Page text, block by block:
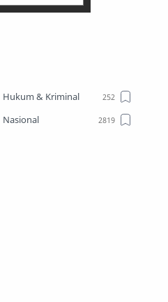
Hukum & Kriminal
Nasional